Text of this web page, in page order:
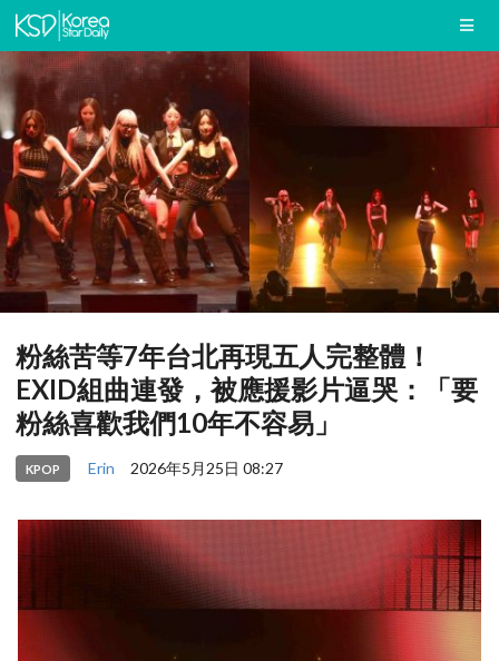
粉絲苦等7年台北再現五人完整體！
EXID組曲連發，被應援影片逼哭：「要
粉絲喜歡我們10年不容易」
KPOP Erin 2026年5月25日 08:27